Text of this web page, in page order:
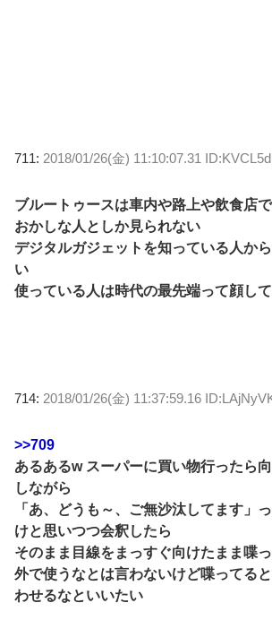
711: 2018/01/26(金) 11:10:07.31
ブルートゥースは車内や路上や飲食店
おかしな人としか見られない
デジタルガジェットを知っている人か
い
使っている人は時代の最先端って顔し
714: 2018/01/26(金) 11:37:59.16
>>709
あるあるw スーパーに買い物行ったら
しながら
「あ、どうも～、ご無沙汰してます」
けと思いつつ会釈したら
そのまま目線をまっすぐ向けたまま喋
外で使うなとは言わないけど喋ってる
わせるなといいたい